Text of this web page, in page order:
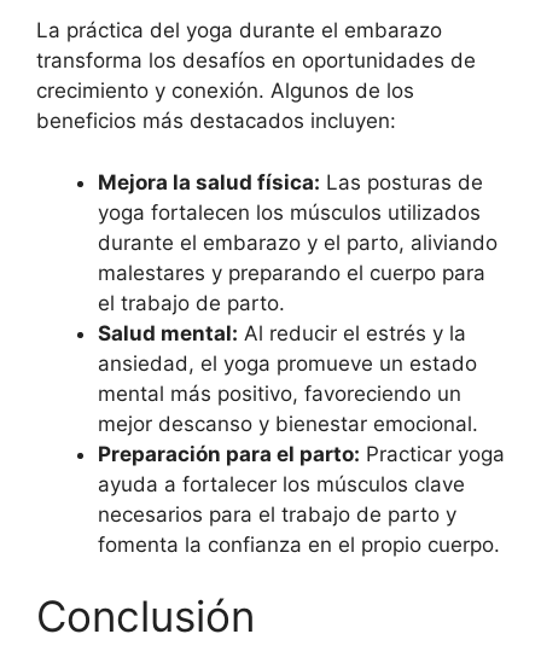
La práctica del yoga durante el embarazo
transforma los desafíos en oportunidades de
crecimiento y conexión. Algunos de los
beneficios más destacados incluyen:
Mejora la salud física: Las posturas de
yoga fortalecen los músculos utilizados
durante el embarazo y el parto, aliviando
malestares y preparando el cuerpo para
el trabajo de parto.
Salud mental: Al reducir el estrés y la
ansiedad, el yoga promueve un estado
mental más positivo, favoreciendo un
mejor descanso y bienestar emocional.
Preparación para el parto: Practicar yoga
ayuda a fortalecer los músculos clave
necesarios para el trabajo de parto y
fomenta la confianza en el propio cuerpo.
Conclusión